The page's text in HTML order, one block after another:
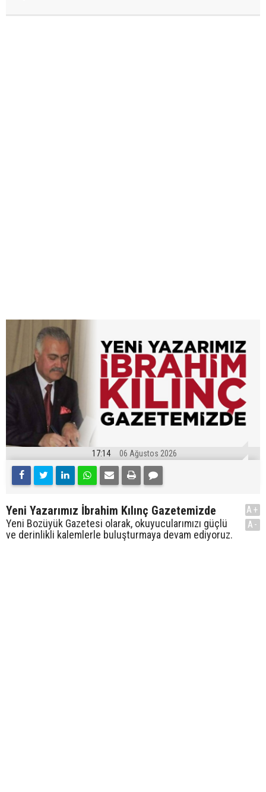
17:14 06 Ağustos 2026
Yeni Yazarımız İbrahim Kılınç Gazetemizde
Yeni Bozüyük Gazetesi olarak, okuyucularımızı güçlü
ve derinlikli kalemlerle buluşturmaya devam ediyoruz.
A+
A-